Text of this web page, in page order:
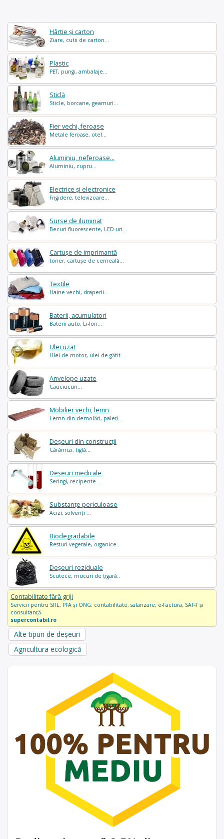
Hârtie și carton
Ziare, cutii de carton...
Plastic
PET, pungi, ambalaje...
Sticlă
Sticle, borcane, geamuri...
Fier vechi, feroase
Metale feroase, otel...
Aluminiu, neferoase...
Aluminiu, cupru...
Electrice și electronice
Frigidere, televizoare...
Surse de iluminat
Becuri fluorescente, LED-uri...
Cartușe de imprimantă
toner, cartușe de cerneală...
Textile
Haine vechi, draperii...
Baterii, acumulatori
Baterii auto, Li-Ion...
Ulei uzat
Ulei de motor, ulei de gătit...
Anvelope uzate
Cauciucuri...
Mobilier vechi, lemn
Lemn din demolări, paleți...
Deșeuri din construcții
Cărămizi, tiglă...
Deșeuri medicale
Seringi, recipente ...
Substanțe periculoase
Acizi, solvenți ...
Biodegradabile
Resturi vegetale, organice..
Deșeuri reziduale
Scutece, mucuri de țigară..
Contabilitate fără griji
Servicii pentru SRL, PFA și ONG: contabilitate, salarizare, e-Factura, SAF-T și
consultanță.
supercontabil.ro
Alte tipuri de deșeuri
Agricultura ecologică